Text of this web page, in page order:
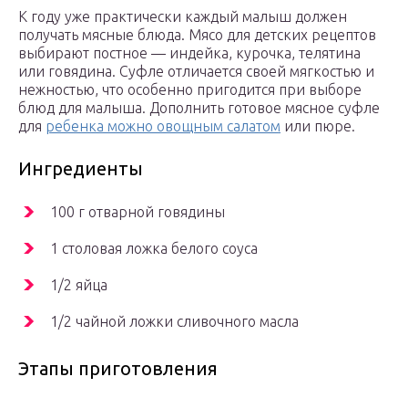
К году уже практически каждый малыш должен
получать мясные блюда. Мясо для детских рецептов
выбирают постное — индейка, курочка, телятина
или говядина. Суфле отличается своей мягкостью и
нежностью, что особенно пригодится при выборе
блюд для малыша. Дополнить готовое мясное суфле
для ребенка можно овощным салатом или пюре.
Ингредиенты
100 г отварной говядины
1 столовая ложка белого соуса
1/2 яйца
1/2 чайной ложки сливочного масла
Этапы приготовления